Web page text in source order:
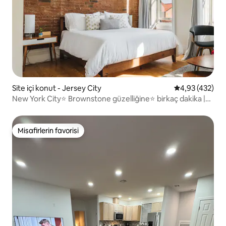
Site içi konut - Jersey City 5 üzerinden
4,93 (432)
New York City⭐ Brownstone güzelliğine⭐ birkaç dakika |
Misafirlerin favorisi
Misafirlerin favorisi